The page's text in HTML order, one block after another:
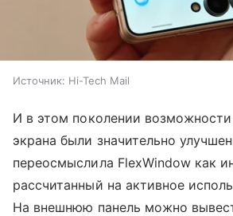
Источник: Hi-Tech Mail
И в этом поколении
экрана были значительно
переосмыслила FlexWindow как
рассчитанный на активное
На внешнюю панель можно